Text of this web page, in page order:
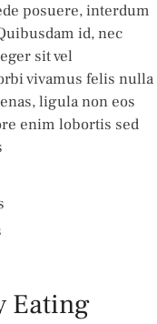
posuere, interdum
id, nec
sit vel
vivamus felis nulla
ligula non eos
enim lobortis sed
Eating